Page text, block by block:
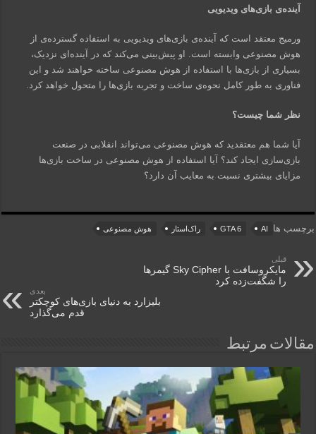
آینده‌ی بازی‌های ویدیویی
ورمیج معتقد است که آینده‌ی بازی‌های ویدیویی به استفاده گسترده‌ی از
هوش مصنوعی وابسته است. او پیش‌بینی می‌کند که در آینده‌ای نزدیک،
بسیاری از بازی‌ها با استفاده از هوش مصنوعی ساخته خواهند شد و این
فناوری به طور کامل نحوه‌ی ساخت و تجربه بازی‌ها را متحول خواهد کرد.
نظر شما چیست؟
آیا شما هم معتقدید که هوش مصنوعی می‌تواند انقلابی در صنعت
بازی‌سازی ایجاد کند؟ آیا استفاده از هوش مصنوعی در ساخت بازی‌ها
مزایای بیشتری نسبت به معایب آن دارد؟
برچسب ها AI
GTA 6 راک‌استار هوش مصنوعی
قبلی
مایکروسافت با Sky Cipher گیمرها
را شگفت‌زده کرد
بعدی
بلیزارد به دنیای بازی‌های کوچکتر
قدم می‌گذارد
مقالات مرتبط